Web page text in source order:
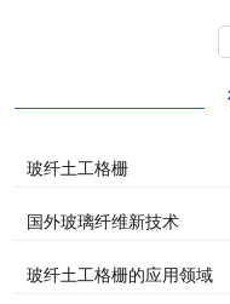
业资深专家，并与多家科研
特有的产品优势。 顺茂新
产品的应用使相关生产及工
手前进、合作发展、共创未来
玻纤土工格栅
国外玻璃纤维新技术
玻纤土工格栅的应用领域